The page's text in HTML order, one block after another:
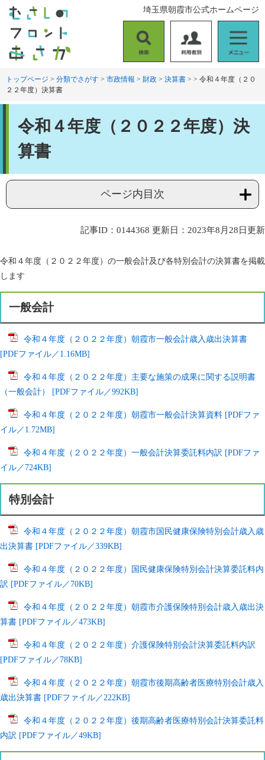
す
。
し
て
索
用
者
ニ
ュ
埼玉県朝霞市公式ホームページ
トップページ > 分類でさがす > 市政情報 > 財政 > 決算書 > > 令和４年度（２０
２２年度）決算書
令和４年度（２０２２年度）決
算書
ページ内目次
記事ID：0144368 更新日：2023年8月28日更新
令和４年度（２０２２年度）の一般会計及び各特別会計の決算書を掲載
します
一般会計
令和４年度（２０２２年度）朝霞市一般会計歳入歳出決算書
[PDFファイル／1.16MB]
令和４年度（２０２２年度）主要な施策の成果に関する説明書
（一般会計） [PDFファイル／992KB]
令和４年度（２０２２年度）朝霞市一般会計決算資料 [PDFファ
イル／1.72MB]
令和４年度（２０２２年度）一般会計決算委託料内訳 [PDFファ
イル／724KB]
特別会計
令和４年度（２０２２年度）朝霞市国民健康保険特別会計歳入歳
出決算書 [PDFファイル／339KB]
令和４年度（２０２２年度）国民健康保険特別会計決算委託料内
訳 [PDFファイル／70KB]
令和４年度（２０２２年度）朝霞市介護保険特別会計歳入歳出決
算書 [PDFファイル／473KB]
令和４年度（２０２２年度）介護保険特別会計決算委託料内訳
[PDFファイル／78KB]
令和４年度（２０２２年度）朝霞市後期高齢者医療特別会計歳入
歳出決算書 [PDFファイル／222KB]
令和４年度（２０２２年度）後期高齢者医療特別会計決算委託料
内訳 [PDFファイル／49KB]